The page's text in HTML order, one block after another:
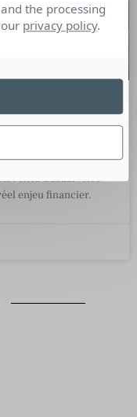
quels
chez Bazaarvoice
enjeu financier.
the processing
privacy policy.